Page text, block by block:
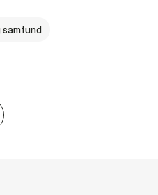
samfund
i mar­keds- og kul­tu­r­a­na­ly­se